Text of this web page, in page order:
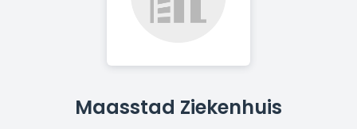
Maasstad Ziekenhuis